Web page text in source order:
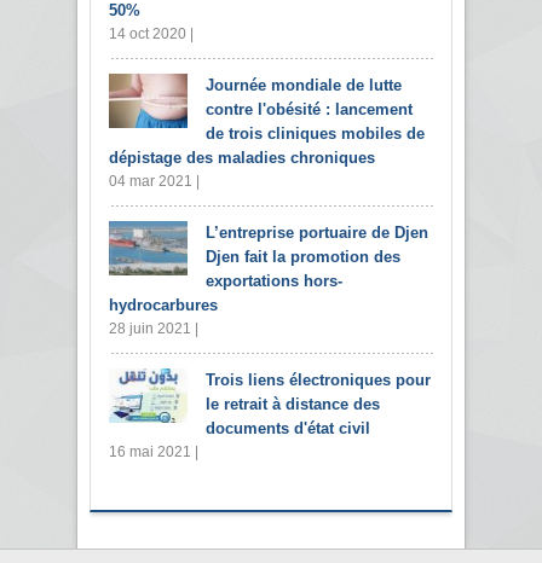
50%
14 oct 2020 |
Journée mondiale de lutte
contre l'obésité : lancement
de trois cliniques mobiles de
dépistage des maladies chroniques
04 mar 2021 |
L’entreprise portuaire de Djen
Djen fait la promotion des
exportations hors-
hydrocarbures
28 juin 2021 |
Trois liens électroniques pour
le retrait à distance des
documents d'état civil
16 mai 2021 |